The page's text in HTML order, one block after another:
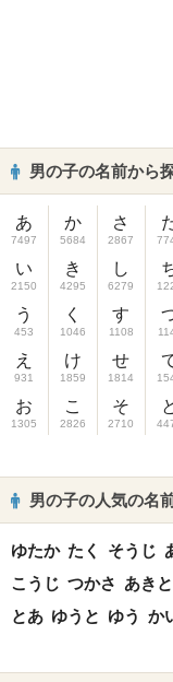
男の子の名前から
あ
7497
い
2150
う
453
え
931
お
1305
か
5684
き
4295
く
1046
け
1859
こ
2826
さ
2867
し
6279
す
1108
せ
1814
そ
2710
男の子の人気の名
ゆたか たく そうじ
こうじ つかさ あきと
とあ ゆうと ゆう か